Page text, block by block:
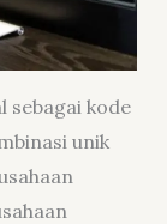
sebagai kode
unik